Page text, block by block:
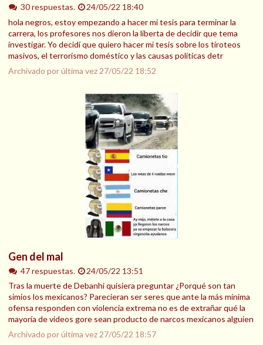
30 respuestas.
24/05/22 18:40
hola negros, estoy empezando a hacer mi tesis para terminar la
carrera, los profesores nos dieron la liberta de decidir que tema
investigar. Yo decidí que quiero hacer mi tesis sobre los tiroteos
masivos, el terrorismo doméstico y las causas políticas detr
Archivado por última vez 27/05/22 18:52
Gen del mal
47 respuestas.
24/05/22 13:51
Tras la muerte de Debanhi quisiera preguntar ¿Porqué son tan
simios los mexicanos? Parecieran ser seres que ante la más mínima
ofensa responden con violencia extrema no es de extrañar qué la
mayoría de videos gore sean producto de narcos mexicanos alguien
Archivado por última vez 27/05/22 18:57